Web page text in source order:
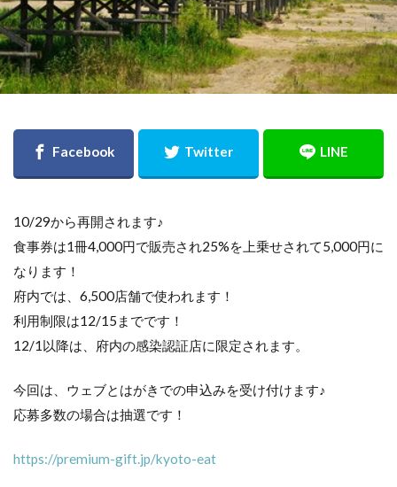
10/29から再開されます♪
食事券は1冊4,000円で販売され25%を上乗せされて5,000円に
なります！
府内では、6,500店舗で使われます！
利用制限は12/15までです！
12/1以降は、府内の感染認証店に限定されます。
今回は、ウェブとはがきでの申込みを受け付けます♪
応募多数の場合は抽選です！
https://premium-gift.jp/kyoto-eat